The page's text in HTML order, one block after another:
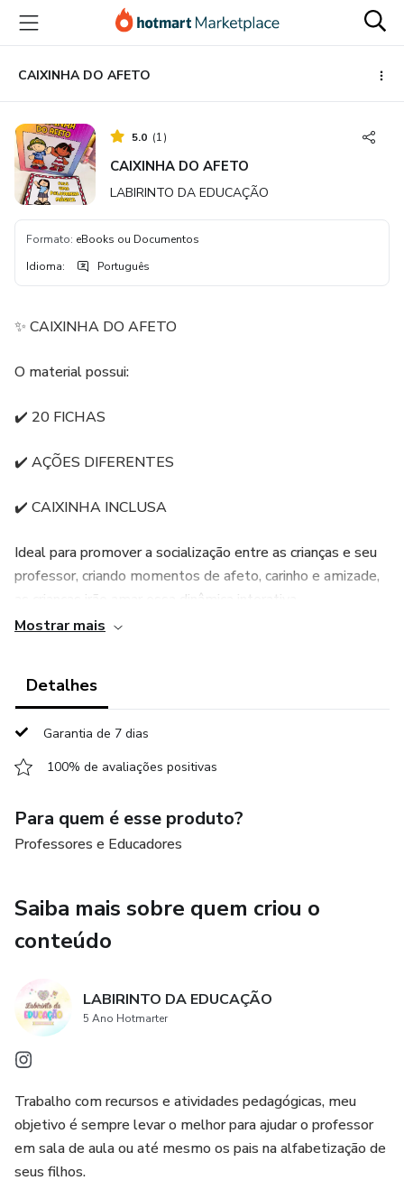
para
conteúdo
principal
para
pagamento
para
rodapé
CAIXINHA DO AFETO
5.0 (1)
CAIXINHA DO AFETO
LABIRINTO DA EDUCAÇÃO
Formato: eBooks ou Documentos
Idioma: Português
✨ CAIXINHA DO AFETO
O material possui:
✔️ 20 FICHAS
✔️ AÇÕES DIFERENTES
✔️ CAIXINHA INCLUSA
Ideal para promover a socialização entre as crianças e seu
professor, criando momentos de afeto, carinho e amizade,
as crianças irão amar essa dinâmica interativa.
APENAS R$7,00 🎉
Mostrar mais
Detalhes
Garantia de 7 dias
100% de avaliações positivas
Para quem é esse produto?
Professores e Educadores
Saiba mais sobre quem criou o
conteúdo
LABIRINTO DA EDUCAÇÃO
5 Ano Hotmarter
Trabalho com recursos e atividades pedagógicas, meu
objetivo é sempre levar o melhor para ajudar o professor
em sala de aula ou até mesmo os pais na alfabetização de
seus filhos.